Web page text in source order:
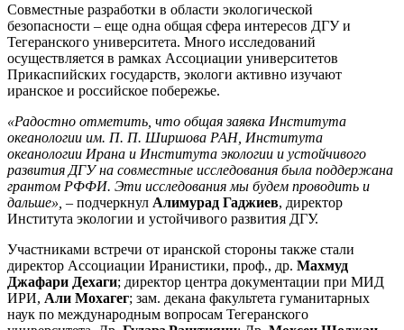
Совместные разработки в области экологической
безопасности – еще одна общая сфера интересов ДГУ и
Тегеранского университета. Много исследований
осуществляется в рамках Ассоциации университетов
Прикаспийских государств, экологи активно изучают
иранское и российское побережье.
«Радостно отметить, что общая заявка Института
океанологии им. П. П. Ширшова РАН, Института
океанологии Ирана и Института экологии и устойчивого
развития ДГУ на совместные исследования была поддержана
грантом РФФИ. Эти исследования мы будем проводить и
дальше», – подчеркнул Алимурад Гаджиев, директор
Института экологии и устойчивого развития ДГУ.
Участниками встречи от иранской стороны также стали
директор Ассоциации Иранистики, проф., др. Махмуд
Джафари Дехаги; директор центра документации при МИД
ИРИ, Али Мохагег; зам. декана факультета гуманитарных
наук по международным вопросам Тегеранского